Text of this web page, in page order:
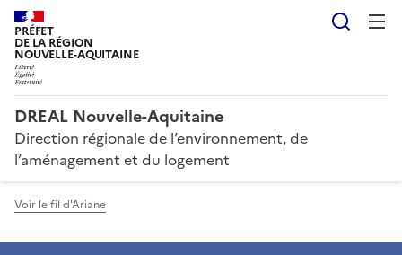
PRÉFET
DE LA RÉGION
NOUVELLE-AQUITAINE
DREAL Nouvelle-Aquitaine
Direction régionale de l’environnement, de
l’aménagement et du logement
Voir le fil d'Ariane